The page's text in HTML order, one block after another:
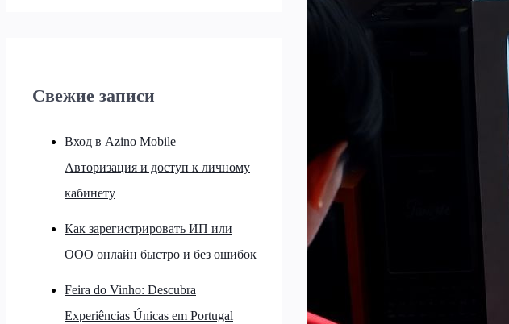
Свежие записи
Вход в Azino Mobile —
Авторизация и доступ к личному
кабинету
Как зарегистрировать ИП или
ООО онлайн быстро и без ошибок
Feira do Vinho: Descubra
Experiências Únicas em Portugal